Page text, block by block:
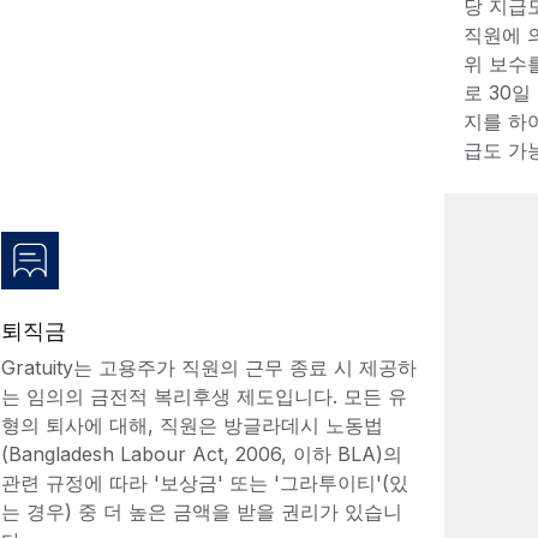
당 지급
직원에
위 보수
로 30일
지를 하
급도 가
퇴직금
Gratuity는 고용주가 직원의 근무 종료 시 제공하
는 임의의 금전적 복리후생 제도입니다. 모든 유
형의 퇴사에 대해, 직원은 방글라데시 노동법
(Bangladesh Labour Act, 2006, 이하 BLA)의
관련 규정에 따라 '보상금' 또는 '그라투이티'(있
는 경우) 중 더 높은 금액을 받을 권리가 있습니